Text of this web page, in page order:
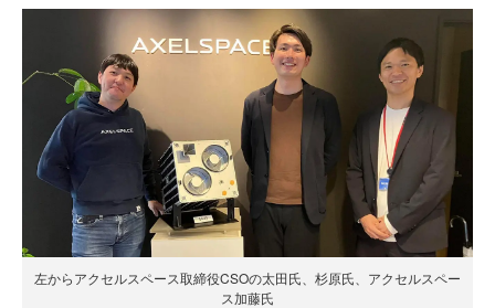
左からアクセルスペース取締役CSOの太田氏、杉原氏、アクセルスペー
ス加藤氏